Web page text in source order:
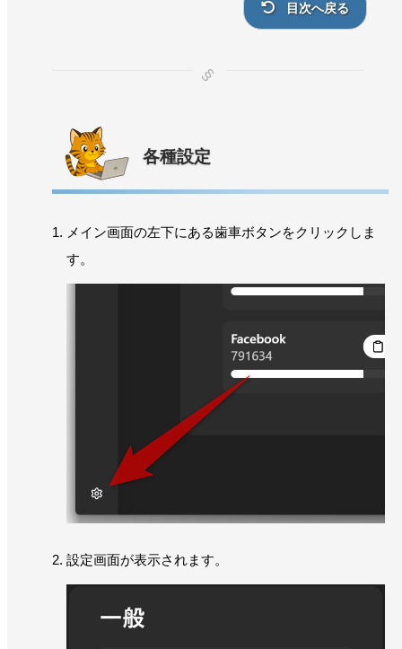
目次へ戻る
各種設定
メイン画面の左下にある歯車ボタンをクリックしま
す。
設定画面が表示されます。